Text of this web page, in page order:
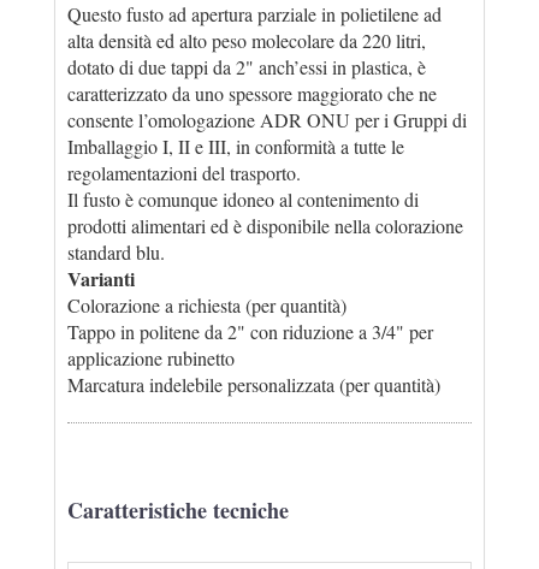
Questo fusto ad apertura parziale in polietilene ad
alta densità ed alto peso molecolare da 220 litri,
dotato di due tappi da 2" anch’essi in plastica, è
caratterizzato da uno spessore maggiorato che ne
consente l’omologazione ADR ONU per i Gruppi di
Imballaggio I, II e III, in conformità a tutte le
regolamentazioni del trasporto.
Il fusto è comunque idoneo al contenimento di
prodotti alimentari ed è disponibile nella colorazione
standard blu.
Varianti
Colorazione a richiesta (per quantità)
Tappo in politene da 2" con riduzione a 3/4" per
applicazione rubinetto
Marcatura indelebile personalizzata (per quantità)
Caratteristiche tecniche